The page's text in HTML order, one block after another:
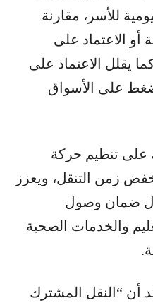
للأسر، مقارنة
أو الاعتماد على
يقلل الاعتماد على
على الأسواق
على تنظيم حركة
زمن التنقل، ويعزز
ضمان وصول
والخدمات الصحية
أن “النقل المشترك